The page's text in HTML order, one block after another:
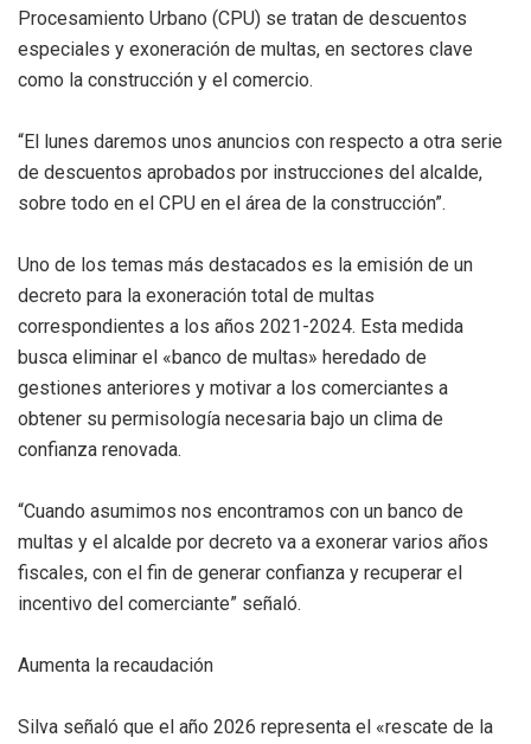
Procesamiento Urbano (CPU) se tratan de descuentos
especiales y exoneración de multas, en sectores clave
como la construcción y el comercio.
“El lunes daremos unos anuncios con respecto a otra serie
de descuentos aprobados por instrucciones del alcalde,
sobre todo en el CPU en el área de la construcción”.
Uno de los temas más destacados es la emisión de un
decreto para la exoneración total de multas
correspondientes a los años 2021-2024. Esta medida
busca eliminar el «banco de multas» heredado de
gestiones anteriores y motivar a los comerciantes a
obtener su permisología necesaria bajo un clima de
confianza renovada.
“Cuando asumimos nos encontramos con un banco de
multas y el alcalde por decreto va a exonerar varios años
fiscales, con el fin de generar confianza y recuperar el
incentivo del comerciante” señaló.
Aumenta la recaudación
Silva señaló que el año 2026 representa el «rescate de la